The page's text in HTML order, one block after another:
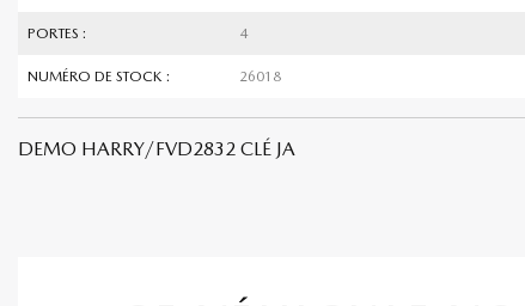
PORTES : 4
NUMÉRO DE STOCK : 26018
DEMO HARRY/FVD2832 CLÉ JA